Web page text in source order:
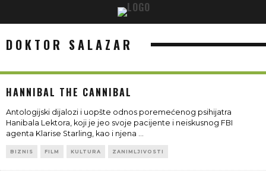
DOKTOR SALAZAR
HANNIBAL THE CANNIBAL
Antologijski dijalozi i uopšte odnos poremećenog psihijatra
Hanibala Lektora, koji je jeo svoje pacijente i neiskusnog FBI
agenta Klarise Starling, kao i njena ...
BIZNIS FILM KULTURA ZANIMLJIVOSTI